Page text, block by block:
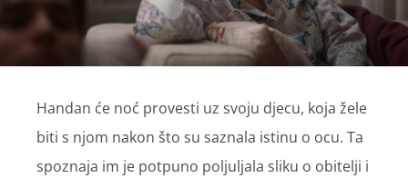
Handan će noć provesti uz svoju djecu, koja žele
biti s njom nakon što su saznala istinu o ocu. Ta
spoznaja im je potpuno poljuljala sliku o obitelji i